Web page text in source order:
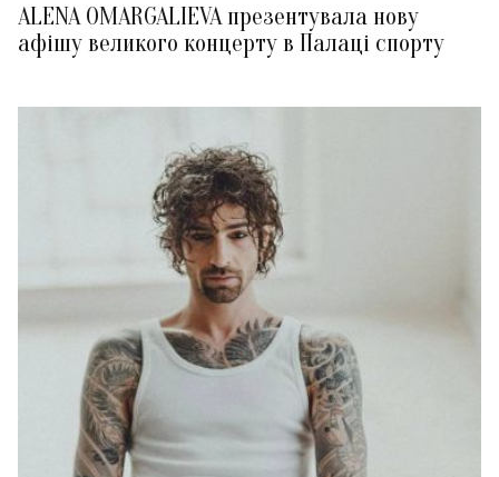
ALENA OMARGALIEVA презентувала нову
афішу великого концерту в Палаці спорту